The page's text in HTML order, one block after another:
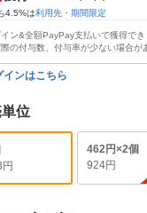
4.5%は利用先・期間限定
イン&全額PayPay支払いで獲得で
際の付与数、付与率が少ない場合が
インはこちら
位
462円×2個
924円